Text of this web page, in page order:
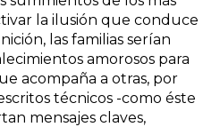
la ilusión que conduce
las familias serían
amorosos para
acompaña a otras, por
técnicos -como éste
mensajes claves,